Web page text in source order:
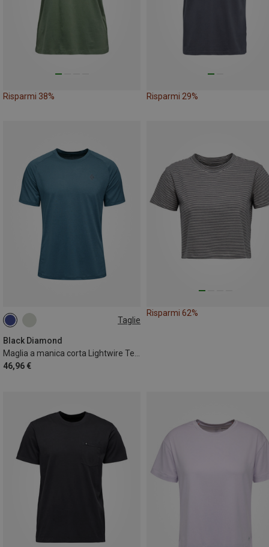
Risparmi 38% Risparmi 29%
Taglie
Black Diamond
Maglia a manica corta Lightwire Tech uomo
46,96 €
M L
Risparmi 62%